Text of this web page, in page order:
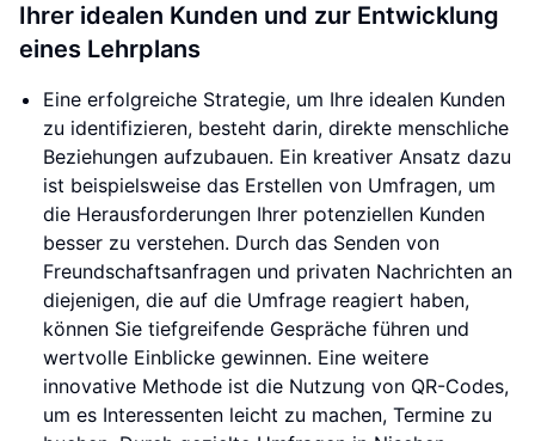
Ihrer idealen Kunden und zur Entwicklung
eines Lehrplans
Eine erfolgreiche Strategie, um Ihre idealen Kunden
zu identifizieren, besteht darin, direkte menschliche
Beziehungen aufzubauen. Ein kreativer Ansatz dazu
ist beispielsweise das Erstellen von Umfragen, um
die Herausforderungen Ihrer potenziellen Kunden
besser zu verstehen. Durch das Senden von
Freundschaftsanfragen und privaten Nachrichten an
diejenigen, die auf die Umfrage reagiert haben,
können Sie tiefgreifende Gespräche führen und
wertvolle Einblicke gewinnen. Eine weitere
innovative Methode ist die Nutzung von QR-Codes,
um es Interessenten leicht zu machen, Termine zu